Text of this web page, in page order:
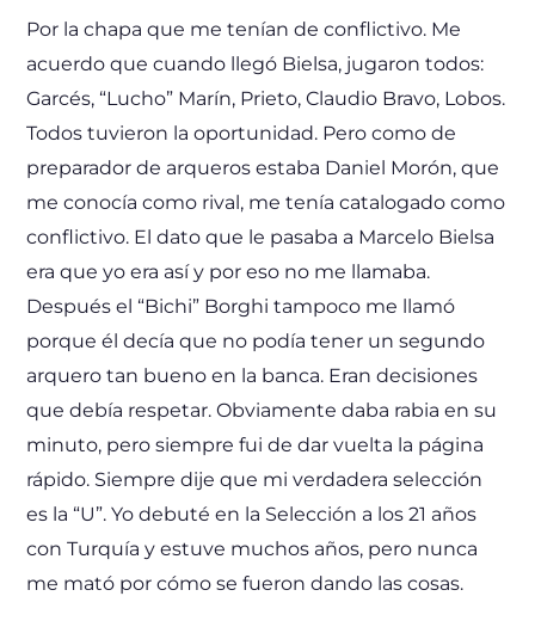
Por la chapa que me tenían de conflictivo. Me
acuerdo que cuando llegó Bielsa, jugaron todos:
Garcés, “Lucho” Marín, Prieto, Claudio Bravo, Lobos.
Todos tuvieron la oportunidad. Pero como de
preparador de arqueros estaba Daniel Morón, que
me conocía como rival, me tenía catalogado como
conflictivo. El dato que le pasaba a Marcelo Bielsa
era que yo era así y por eso no me llamaba.
Después el “Bichi” Borghi tampoco me llamó
porque él decía que no podía tener un segundo
arquero tan bueno en la banca. Eran decisiones
que debía respetar. Obviamente daba rabia en su
minuto, pero siempre fui de dar vuelta la página
rápido. Siempre dije que mi verdadera selección
es la “U”. Yo debuté en la Selección a los 21 años
con Turquía y estuve muchos años, pero nunca
me mató por cómo se fueron dando las cosas.